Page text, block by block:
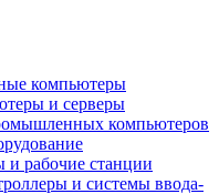
компьютеры
и серверы
компьютеров
рабочие станции
и системы ввода-